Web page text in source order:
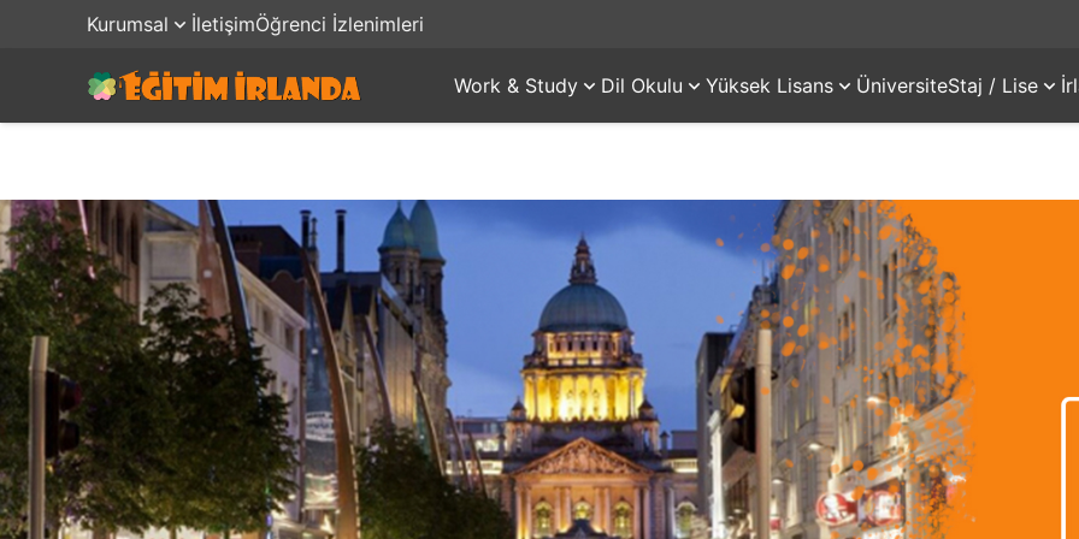
Kurumsal İletişimÖğrenci İzlenimleri
Work & Study Dil Okulu Yüksek Lisans ÜniversiteStaj / Lise